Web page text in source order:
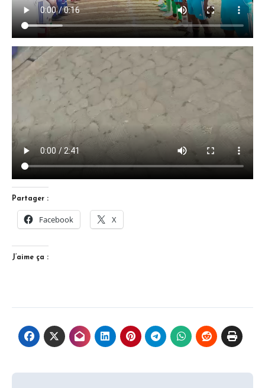
Partager :
Facebook X
J’aime ça :